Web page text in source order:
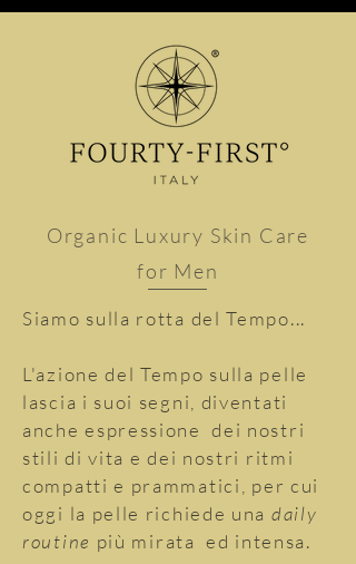
Organic Luxury Skin Care
for Men
Siamo sulla rotta del Tempo...
L'azione del Tempo sulla pelle
lascia i suoi segni, diventati
anche espressione dei nostri
stili di vita e dei nostri ritmi
compatti e prammatici, per cui
oggi la pelle richiede una daily
routine più mirata ed intensa.